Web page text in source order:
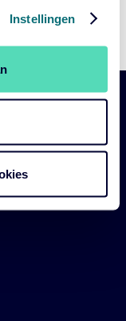
Instellingen
Duurzaam
verwijzen wij u
(pdf).